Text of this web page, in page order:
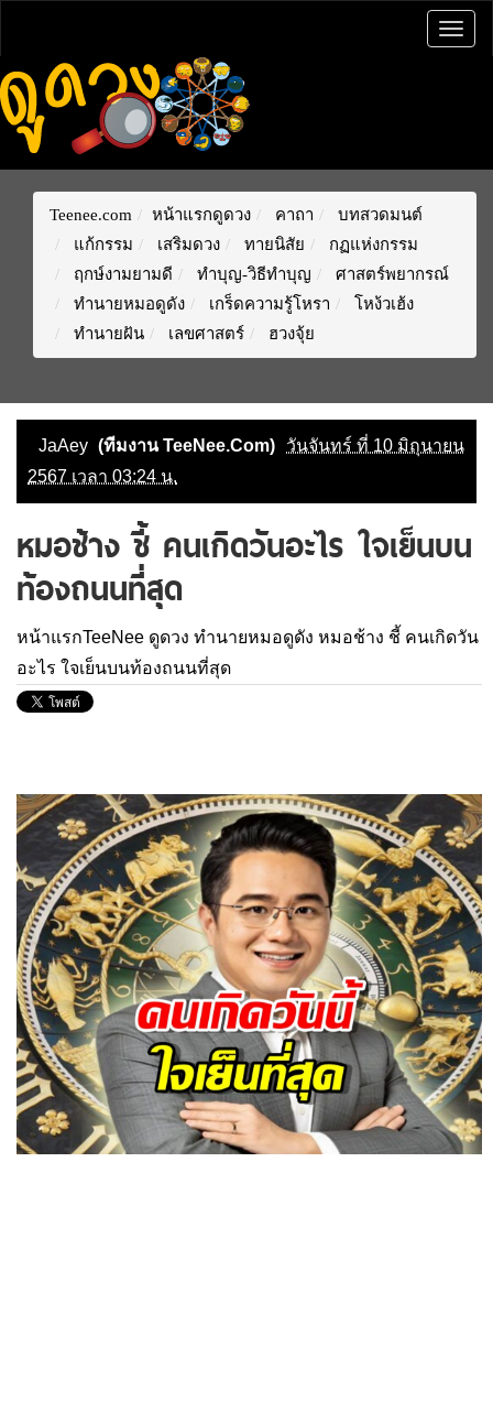
Teenee.com หน้าแรกดูดวง คาถา
บทสวดมนต์
แก้กรรม
เสริมดวง ทายนิสัย
กฏแห่งกรรม
ฤกษ์งามยามดี
ทำบุญ-วิธีทำบุญ
ศาสตร์พยากรณ์
ทำนายหมอดูดัง
เกร็ดความรู้โหรา
โหง้วเฮ้ง
ทำนายฝัน
เลขศาสตร์ ฮวงจุ้ย
JaAey (ทีมงาน TeeNee.Com)
วันจันทร์ ที่ 10 มิถุนายน
2567 เวลา 03:24 น.
หมอช้าง ชี้ คนเกิดวันอะไร ใจเย็นบน
ท้องถนนที่สุด
หน้าแรกTeeNee ดูดวง ทำนายหมอดูดัง หมอช้าง ชี้ คนเกิดวัน
อะไร ใจเย็นบนท้องถนนที่สุด